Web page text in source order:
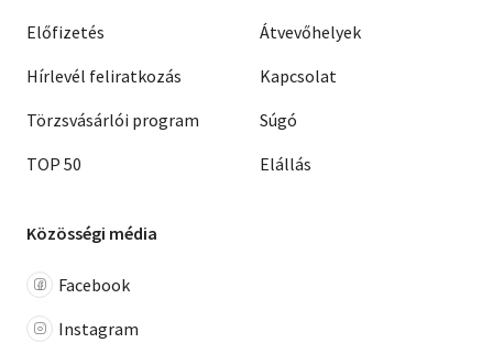
Előfizetés
Hírlevél feliratkozás
Törzsvásárlói program
TOP 50
Átvevőhelyek
Kapcsolat
Súgó
Elállás
Közösségi média
Facebook
Instagram